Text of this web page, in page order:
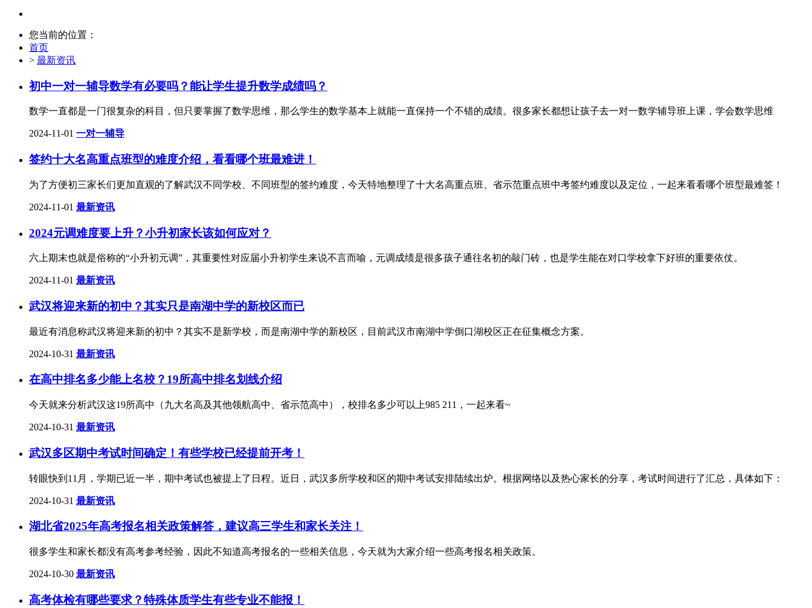
您当前的位置：
首页
> 最新资讯
初中一对一辅导数学有必要吗？能让学生提升数学成绩吗？
​数学一直都是一门很复杂的科目，但只要掌握了数学思维，那么学生的数学基本上就能一直保持一个不错的成绩。很多家长都想让孩子去一对一数学辅导班上课，学会数学思维
2024-11-01 一对一辅导
签约十大名高重点班型的难度介绍，看看哪个班最难进！
为了方便初三家长们更加直观的了解武汉不同学校、不同班型的签约难度，今天特地整理了十大名高重点班、省示范重点班中考签约难度以及定位，一起来看看哪个班型最难签！
2024-11-01 最新资讯
2024元调难度要上升？小升初家长该如何应对？
六上期末也就是俗称的“小升初元调”，其重要性对应届小升初学生来说不言而喻，元调成绩是很多孩子通往名初的敲门砖，也是学生能在对口学校拿下好班的重要依仗。
2024-11-01 最新资讯
武汉将迎来新的初中？其实只是南湖中学的新校区而已
最近有消息称武汉将迎来新的初中？其实不是新学校，而是南湖中学的新校区，目前武汉市南湖中学倒口湖校区正在征集概念方案。
2024-10-31 最新资讯
在高中排名多少能上名校？19所高中排名划线介绍
今天就来分析武汉这19所高中（九大名高及其他领航高中、省示范高中），校排名多少可以上985 211，一起来看~
2024-10-31 最新资讯
武汉多区期中考试时间确定！有些学校已经提前开考！
转眼快到11月，学期已近一半，期中考试也被提上了日程。近日，武汉多所学校和区的期中考试安排陆续出炉。根据网络以及热心家长的分享，考试时间进行了汇总，具体如下：
2024-10-31 最新资讯
湖北省2025年高考报名相关政策解答，建议高三学生和家长关注！
很多学生和家长都没有高考参考经验，因此不知道高考报名的一些相关信息，今天就为大家介绍一些高考报名相关政策。
2024-10-30 最新资讯
高考体检有哪些要求？特殊体质学生有些专业不能报！